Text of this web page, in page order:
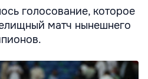
голосование, которое
матч нынешнего